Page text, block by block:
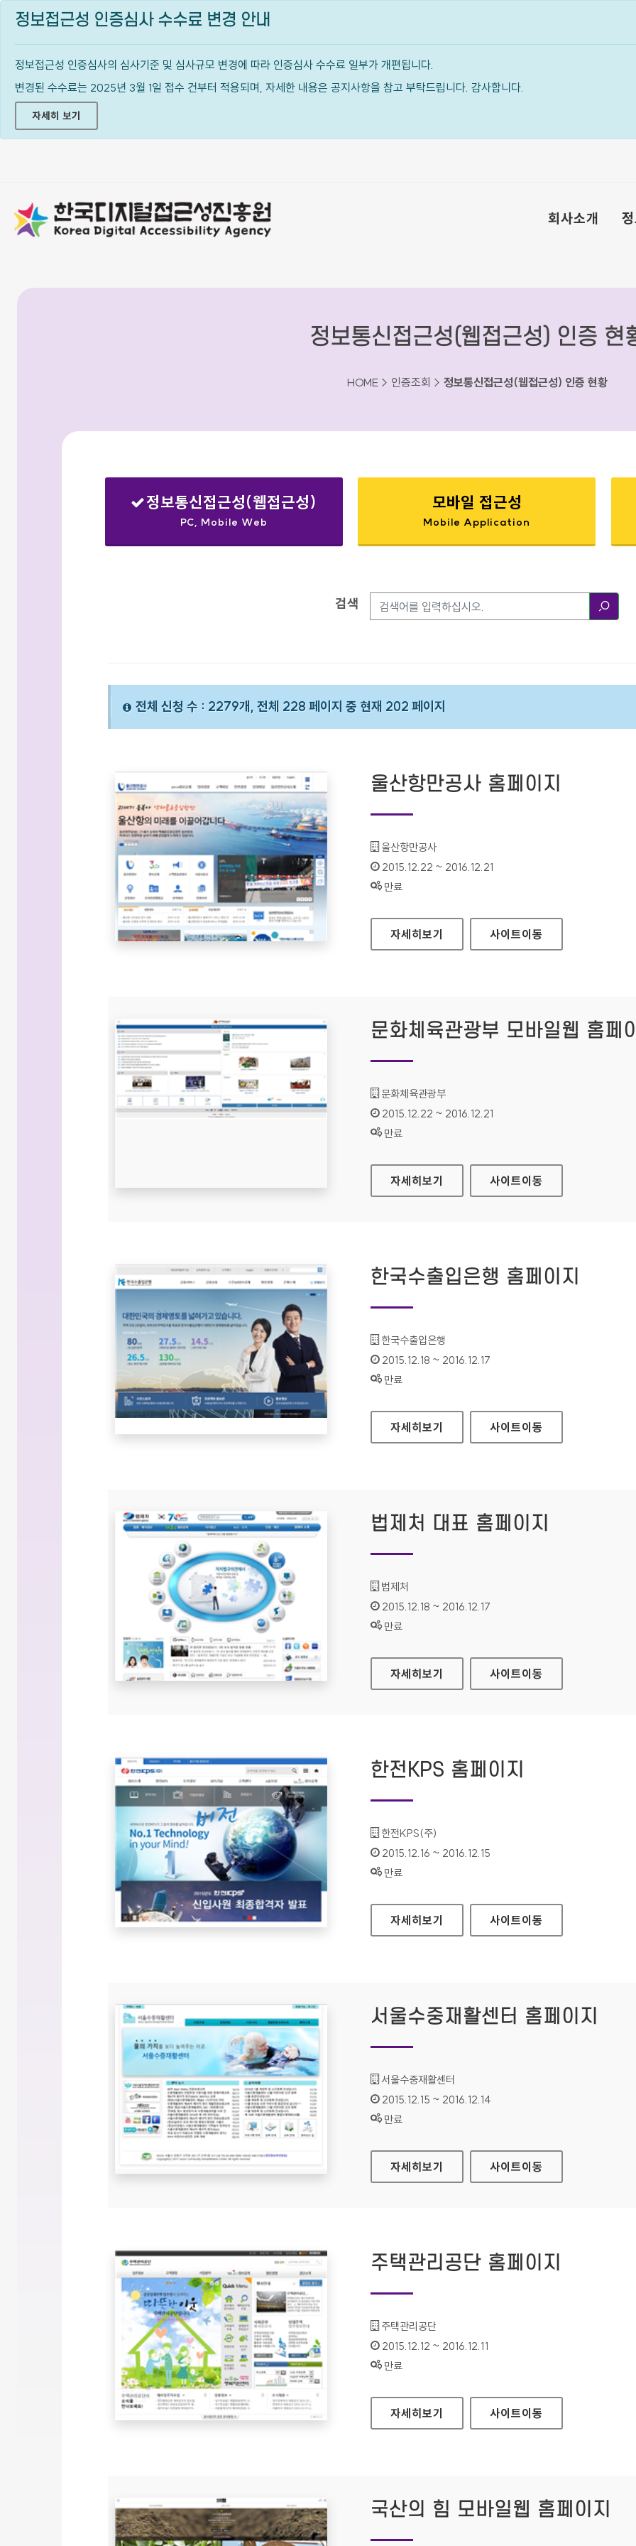
정보접근성 인증심사 수수료 변경 안내
정보접근성 인증심사의 심사기준 및 심사규모 변경에 따라 인증심사 수수료 일부가 개편됩니다.
변경된 수수료는 2025년 3월 1일 접수 건부터 적용되며, 자세한 내용은 공지사항을 참고 부탁드립니다. 감사합니다.
자세히 보기
회사소개
정보통신접근성(웹접근성) 인증 현
HOME > 인증조회 > 정보통신접근성(웹접근성) 인증 현황
정보통신접근성(웹접근성)
PC, Mobile Web
모바일 접근성
Mobile Application
검색
전체 신청 수 : 2279개, 전체 228 페이지 중 현재 202 페이지
울산항만공사 홈페이지
기관명 :
울산항만공사
인증기간 :
2015.12.22 ~ 2016.12.21
상태 :
만료
울산항만공사 홈페이지
자세히보기 사이트이동
문화체육관광부 모바일웹 홈페
기관명 :
문화체육관광부
인증기간 :
2015.12.22 ~ 2016.12.21
상태 :
만료
문화체육관광부 모바일웹 홈페이지
자세히보기 사이트이동
한국수출입은행 홈페이지
기관명 :
한국수출입은행
인증기간 :
2015.12.18 ~ 2016.12.17
상태 :
만료
한국수출입은행 홈페이지
자세히보기 사이트이동
법제처 대표 홈페이지
기관명 :
법제처
인증기간 :
2015.12.18 ~ 2016.12.17
상태 :
만료
법제처 대표 홈페이지
자세히보기 사이트이동
한전KPS 홈페이지
기관명 :
한전KPS(주)
인증기간 :
2015.12.16 ~ 2016.12.15
상태 :
만료
한전KPS 홈페이지
자세히보기 사이트이동
서울수중재활센터 홈페이지
기관명 :
서울수중재활센터
인증기간 :
2015.12.15 ~ 2016.12.14
상태 :
만료
서울수중재활센터 홈페이지
자세히보기 사이트이동
주택관리공단 홈페이지
기관명 :
주택관리공단
인증기간 :
2015.12.12 ~ 2016.12.11
상태 :
만료
주택관리공단 홈페이지
자세히보기 사이트이동
국산의 힘 모바일웹 홈페이지